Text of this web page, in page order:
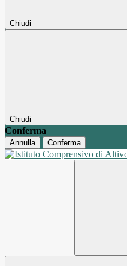
Chiudi
Chiudi
Conferma
Annulla Conferma